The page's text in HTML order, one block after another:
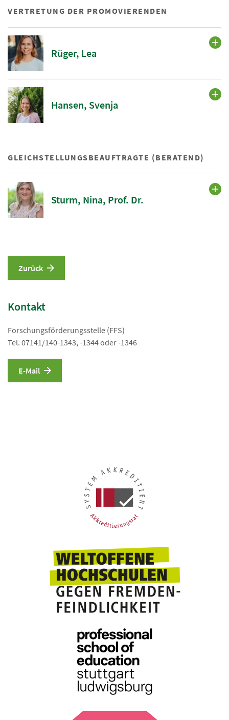
VERTRETUNG DER PROMOVIERENDEN
Rüger, Lea
Hansen, Svenja
GLEICHSTELLUNGSBEAUFTRAGTE (BERATEND)
Sturm, Nina, Prof. Dr.
Zurück
Kontakt
Forschungsförderungsstelle (FFS)
Tel. 07141/140-1343, -1344 oder -1346
E-Mail